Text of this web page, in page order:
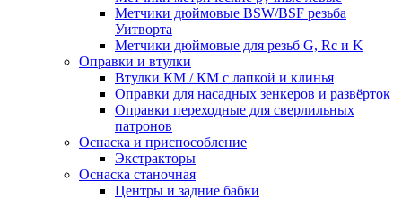
Метчики дюймовые BSW/BSF резьба
Уитворта
Метчики дюймовые для резьб G, Rc и K
Оправки и втулки
Втулки КМ / КМ с лапкой и клинья
Оправки для насадных зенкеров и развёрток
Оправки переходные для сверлильных
патронов
Оснаска и приспособление
Экстракторы
Оснаска станочная
Центры и задние бабки